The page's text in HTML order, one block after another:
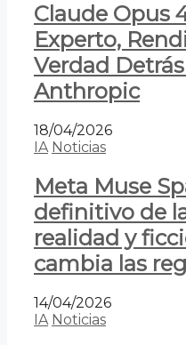
Claude Opus
Experto,
Verdad
Anthropic
18/04/2026
IA Noticias
Meta Muse
definitivo de
realidad y
cambia las
14/04/2026
IA Noticias